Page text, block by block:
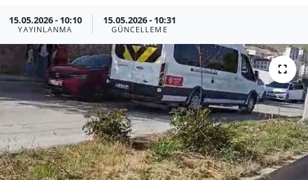
15.05.2026 - 10:10
YAYINLANMA
15.05.2026 - 10:31
GÜNCELLEME